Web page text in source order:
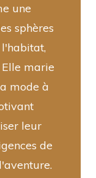
une
sphères
marie
mode à
leur
de